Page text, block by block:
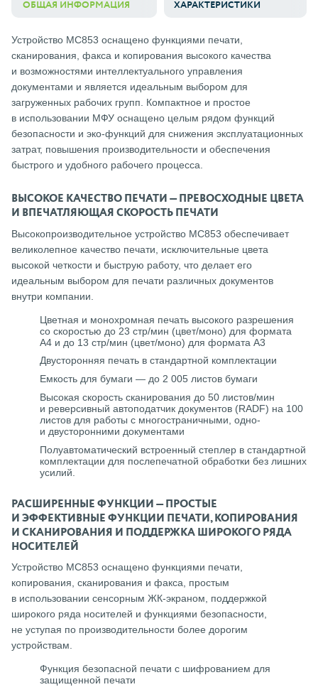
ОБЩАЯ ИНФОРМАЦИЯ ХАРАКТЕРИСТИКИ
Устройство MC853 оснащено функциями печати,
сканирования, факса и копирования высокого качества
и возможностями интеллектуального управления
документами и является идеальным выбором для
загруженных рабочих групп. Компактное и простое
в использовании МФУ оснащено целым рядом функций
безопасности и эко-функций для снижения эксплуатационных
затрат, повышения производительности и обеспечения
быстрого и удобного рабочего процесса.
ВЫСОКОЕ КАЧЕСТВО ПЕЧАТИ — ПРЕВОСХОДНЫЕ ЦВЕТА
И ВПЕЧАТЛЯЮЩАЯ СКОРОСТЬ ПЕЧАТИ
Высокопроизводительное устройство MC853 обеспечивает
великолепное качество печати, исключительные цвета
высокой четкости и быструю работу, что делает его
идеальным выбором для печати различных документов
внутри компании.
Цветная и монохромная печать высокого разрешения
со скоростью до 23 стр/мин (цвет/моно) для формата
A4 и до 13 стр/мин (цвет/моно) для формата A3
Двусторонняя печать в стандартной комплектации
Емкость для бумаги — до 2 005 листов бумаги
Высокая скорость сканирования до 50 листов/мин
и реверсивный автоподатчик документов (RADF) на 100
листов для работы с многостраничными, одно-
и двусторонними документами
Полуавтоматический встроенный степлер в стандартной
комплектации для послепечатной обработки без лишних
усилий.
РАСШИРЕННЫЕ ФУНКЦИИ — ПРОСТЫЕ
И ЭФФЕКТИВНЫЕ ФУНКЦИИ ПЕЧАТИ, КОПИРОВАНИЯ
И СКАНИРОВАНИЯ И ПОДДЕРЖКА ШИРОКОГО РЯДА
НОСИТЕЛЕЙ
Устройство MC853 оснащено функциями печати,
копирования, сканирования и факса, простым
в использовании сенсорным ЖК-экраном, поддержкой
широкого ряда носителей и функциями безопасности,
не уступая по производительности более дорогим
устройствам.
Функция безопасной печати с шифрованием для
защищенной печати